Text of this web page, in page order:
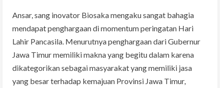
Ansar, sang inovator Biosaka mengaku sangat bahagia
mendapat penghargaan di momentum peringatan Hari
Lahir Pancasila. Menurutnya penghargaan dari Gubernur
Jawa Timur memiliki makna yang begitu dalam karena
dikategorikan sebagai masyarakat yang memiliki jasa
yang besar terhadap kemajuan Provinsi Jawa Timur,